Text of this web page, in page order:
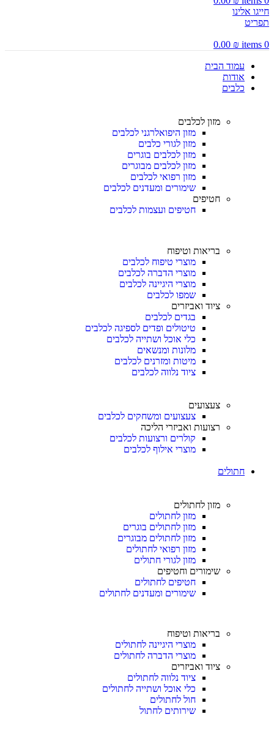
חייגו אלינו
תפריט
0
items
0.00 ₪
עמוד הבית
אודות
כלבים
מזון לכלבים
מזון היפואלרגני לכלבים
מזון לגורי כלבים
מזון לכלבים בוגרים
מזון לכלבים מבוגרים
מזון רפואי לכלבים
שימורים ומעדנים לכלבים
חטיפים
חטיפים ועצמות לכלבים
בריאות וטיפוח
מוצרי טיפוח לכלבים
מוצרי הדברה לכלבים
מוצרי היגיינה לכלבים
שמפו לכלבים
ציוד ואביזרים
בגדים לכלבים
טיטולים ופדים לספיגה לכלבים
כלי אוכל ושתייה לכלבים
מלונות ומנשאים
מיטות ומזרנים לכלבים
ציוד נלווה לכלבים
צעצועים
צעצועים ומשחקים לכלבים
רצועות ואביזרי הליכה
קולרים ורצועות לכלבים
מוצרי אילוף לכלבים
חתולים
מזון לחתולים
מזון לחתולים
מזון לחתולים בוגרים
מזון לחתולים מבוגרים
מזון רפואי לחתולים
מזון לגורי חתולים
שימורים וחטיפים
חטיפים לחתולים
שימורים ומעדנים לחתולים
בריאות וטיפוח
מוצרי היגיינה לחתולים
מוצרי הדברה לחתולים
ציוד ואביזרים
ציוד נלווה לחתולים
כלי אוכל ושתייה לחתולים
חול לחתולים
שירותים לחתול